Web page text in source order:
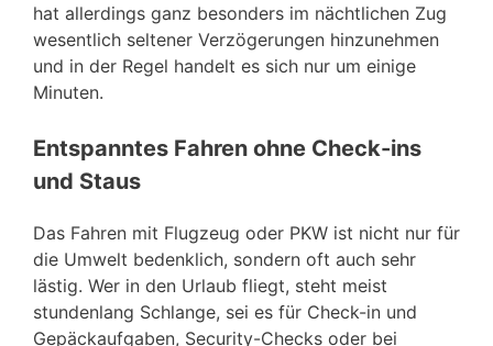
hat allerdings ganz besonders im nächtlichen Zug
wesentlich seltener Verzögerungen hinzunehmen
und in der Regel handelt es sich nur um einige
Minuten.
Entspanntes Fahren ohne Check-ins
und Staus
Das Fahren mit Flugzeug oder PKW ist nicht nur für
die Umwelt bedenklich, sondern oft auch sehr
lästig. Wer in den Urlaub fliegt, steht meist
stundenlang Schlange, sei es für Check-in und
Gepäckaufgaben, Security-Checks oder bei